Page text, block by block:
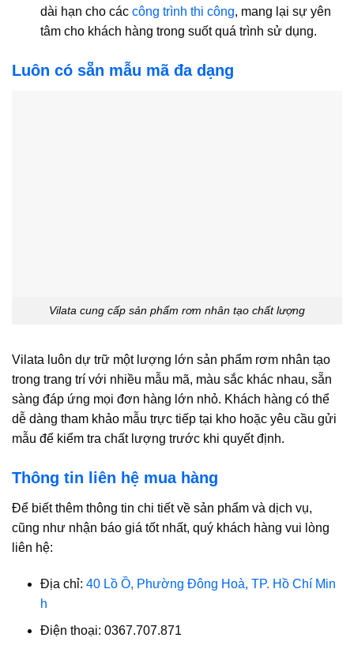
dài hạn cho các công trình thi công, mang lại sự yên
tâm cho khách hàng trong suốt quá trình sử dụng.
Luôn có sẵn mẫu mã đa dạng
Vilata cung cấp sản phẩm rơm nhân tạo chất lượng
Vilata luôn dự trữ một lượng lớn sản phẩm rơm nhân tạo
trong trang trí với nhiều mẫu mã, màu sắc khác nhau, sẵn
sàng đáp ứng mọi đơn hàng lớn nhỏ. Khách hàng có thể
dễ dàng tham khảo mẫu trực tiếp tại kho hoặc yêu cầu gửi
mẫu để kiểm tra chất lượng trước khi quyết định.
Thông tin liên hệ mua hàng
Để biết thêm thông tin chi tiết về sản phẩm và dịch vụ,
cũng như nhận báo giá tốt nhất, quý khách hàng vui lòng
liên hệ:
Địa chỉ: 40 Lồ Ồ, Phường Đông Hoà, TP. Hồ Chí Min
h
Điện thoại: 0367.707.871